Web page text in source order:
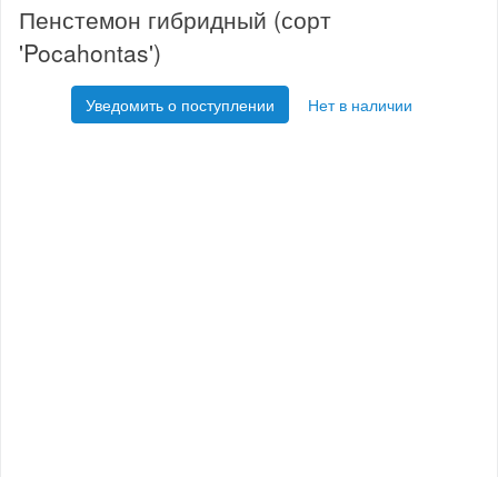
Пенстемон гибридный (сорт
'Pocahontas')
Уведомить о поступлении Нет в наличии